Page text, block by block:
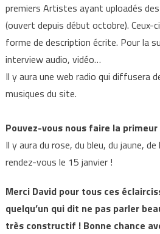
premiers Artistes ayant uploadés
(ouvert depuis début octobre).
forme de description écrite. Pour la
interview audio, vidéo…
Il y aura une web radio qui diffusera
musiques du site.
Pouvez-vous nous faire la primeur
Il y aura du rose, du bleu, du jaune,
rendez-vous le 15 janvier !
Merci David pour tous ces
quelqu’un qui dit ne pas parler
très constructif ! Bonne chance